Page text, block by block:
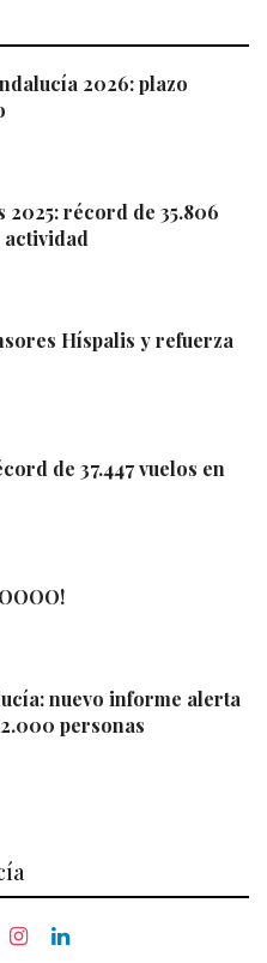
2026: plazo
récord de 35.806
actividad
Híspalis y refuerza
de 37.447 vuelos en
nuevo informe alerta
personas